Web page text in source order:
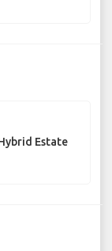
Estate